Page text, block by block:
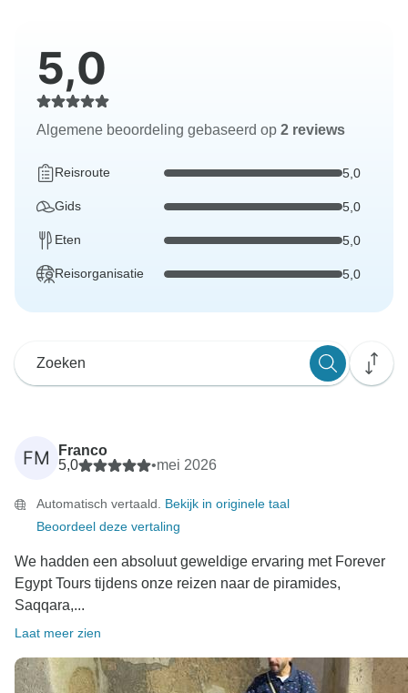
5,0
Algemene beoordeling gebaseerd op 2 reviews
Reisroute 5,0
Gids 5,0
Eten 5,0
Reisorganisatie 5,0
FM
Franco
5,0
•mei 2026
Automatisch vertaald. Bekijk in originele taal
Beoordeel deze vertaling
We hadden een absoluut geweldige ervaring met Forever
Egypt Tours tijdens onze reizen naar de piramides,
Saqqara,...
Laat meer zien